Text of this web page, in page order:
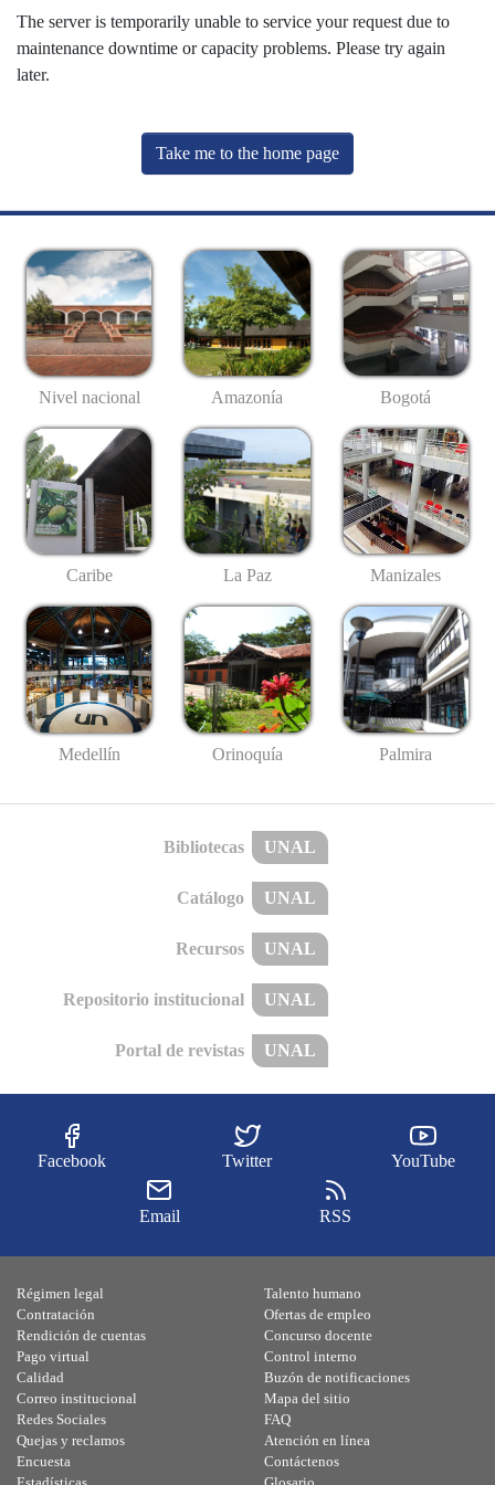
The server is temporarily unable to service your request due to
maintenance downtime or capacity problems. Please try again
later.
Take me to the home page
Nivel nacional Amazonía Bogotá
Caribe La Paz Manizales
Medellín Orinoquía Palmira
Bibliotecas UNAL
Catálogo UNAL
Recursos UNAL
Repositorio institucional UNAL
Portal de revistas UNAL
Facebook Twitter YouTube
Email RSS
Régimen legal
Contratación
Rendición de cuentas
Pago virtual
Calidad
Talento humano
Ofertas de empleo
Concurso docente
Control interno
Buzón de notificaciones
Correo institucional
Redes Sociales
Quejas y reclamos
Encuesta
Mapa del sitio
FAQ
Atención en línea
Contáctenos